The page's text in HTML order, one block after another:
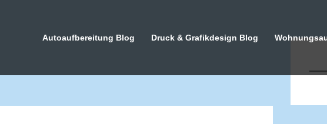
Autoaufbereitung Blog Druck & Grafikdesign Blog